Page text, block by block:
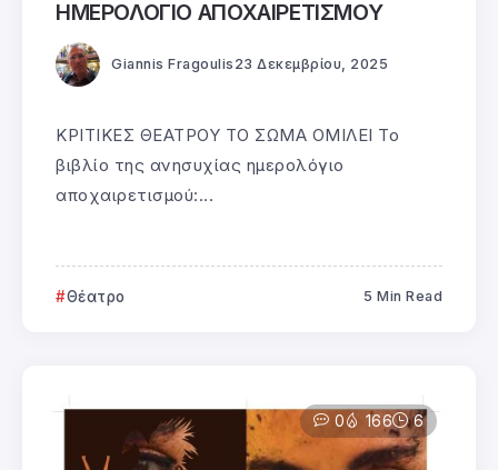
ΗΜΕΡΟΛΟΓΙΟ ΑΠΟΧΑΙΡΕΤΙΣΜΟΥ
Giannis Fragoulis 23 Δεκεμβρίου, 2025
ΚΡΙΤΙΚΕΣ ΘΕΑΤΡΟΥ ΤΟ ΣΩΜΑ ΟΜΙΛΕΙ Το
βιβλίο της ανησυχίας ημερολόγιο
αποχαιρετισμού:...
Θέατρο 5 Min Read
0 166 6